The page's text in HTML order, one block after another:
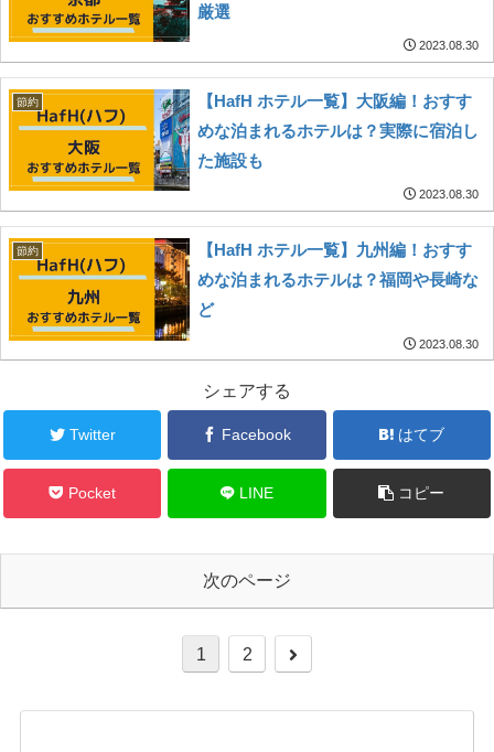
厳選
2023.08.30
節約
【HafH ホテル一覧】大阪編！おすす
めな泊まれるホテルは？実際に宿泊し
た施設も
2023.08.30
節約
【HafH ホテル一覧】九州編！おすす
めな泊まれるホテルは？福岡や長崎な
ど
2023.08.30
シェアする
Twitter Facebook はてブ
Pocket LINE コピー
次のページ
1 2
次